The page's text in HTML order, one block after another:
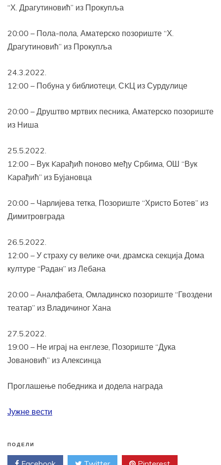
“Х. Драгутиновић” из Прокупља
20:00 – Пола-пола, Аматерско позориште “Х.
Драгутиновић” из Прокупља
24.3.2022.
12:00 – Побуна у библиотеци, СKЦ из Сурдулице
20:00 – Друштво мртвих песника, Аматерско позориште
из Ниша
25.5.2022.
12:00 – Вук Kарађић поново међу Србима, ОШ “Вук
Kарађић” из Бујановца
20:00 – Чарлијева тетка, Позориште “Христо Ботев” из
Димитровграда
26.5.2022.
12:00 – У страху су велике очи, драмска секција Дома
културе “Радан” из Лебана
20:00 – Аналфабета, Омладинско позориште “Гвоздени
театар” из Владичиног Хана
27.5.2022.
19:00 – Не играј на енглезе, Позориште “Дука
Јовановић” из Алексинца
Проглашење победника и додела награда
Јужне вести
ПОДЕЛИ